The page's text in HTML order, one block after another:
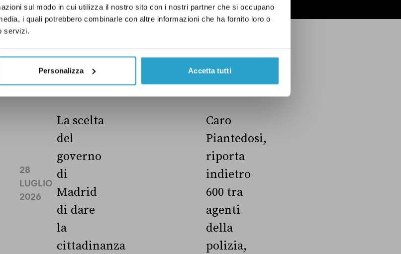
sul modo in cui utilizza il nostro sito con i nostri partner che si occupano
i quali potrebbero combinarle con altre informazioni che ha fornito loro o
servizi.
Personalizza Accetta tutti
28
LUGLIO
2026
La scelta
del
governo
di
Madrid
di dare
la
cittadinanza
Caro
Piantedosi,
riporta
indietro
600 tra
agenti
della
polizia,